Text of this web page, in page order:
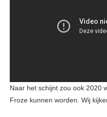
Naar het schijnt zou ook 2020
Froze kunnen worden. Wij